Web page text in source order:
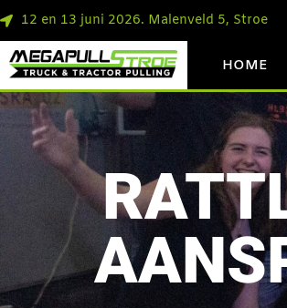
12 en 13 juni 2026. Malenveld 5, Stroe
HOME